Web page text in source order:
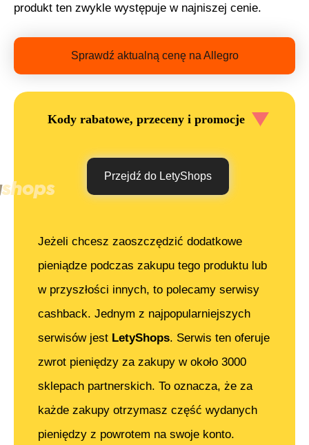
produkt ten zwykle występuje w najniszej cenie.
Sprawdź aktualną cenę na Allegro
Kody rabatowe, przeceny i promocje
Przejdź do LetyShops
Jeżeli chcesz zaoszczędzić dodatkowe
pieniądze podczas zakupu tego produktu lub
w przyszłości innych, to polecamy serwisy
cashback. Jednym z najpopularniejszych
serwisów jest LetyShops. Serwis ten oferuje
zwrot pieniędzy za zakupy w około 3000
sklepach partnerskich. To oznacza, że za
każde zakupy otrzymasz część wydanych
pieniędzy z powrotem na swoje konto.